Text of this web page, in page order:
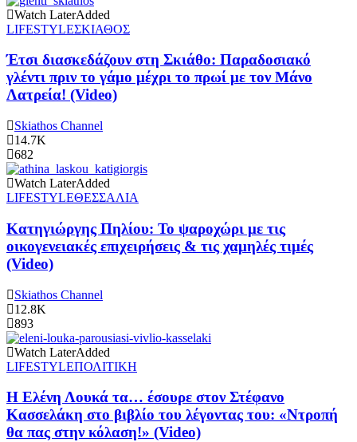
Watch LaterAdded
LIFESTYLEΣΚΙΑΘΟΣ
Έτσι διασκεδάζουν στη Σκιάθο: Παραδοσιακό
γλέντι πριν το γάμο μέχρι το πρωί με τον Μάνο
Λατρεία! (Video)
Skiathos Channel
14.7K
682
Watch LaterAdded
LIFESTYLEΘΕΣΣΑΛΙΑ
Κατηγιώργης Πηλίου: Το ψαροχώρι με τις
οικογενειακές επιχειρήσεις & τις χαμηλές τιμές
(Video)
Skiathos Channel
12.8K
893
Watch LaterAdded
LIFESTYLEΠΟΛΙΤΙΚΗ
Η Ελένη Λουκά τα… έσουρε στον Στέφανο
Κασσελάκη στο βιβλίο του λέγοντας του: «Ντροπή
θα πας στην κόλαση!» (Video)